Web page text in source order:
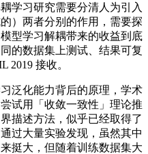
习研究需要分清人为引入
）两者分别的作用，需要探
型学习解耦带来的收益到底
的数据集上测试、结果可复
2019 接收。
化能力背后的原理，学术
试用「收敛一致性」理论推
描述方法，似乎已经取得了
过大量实验发现，虽然其中
挺大，但随着训练数据集大